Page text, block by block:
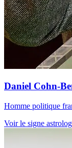
Daniel Cohn-
Homme politique
Voir le signe